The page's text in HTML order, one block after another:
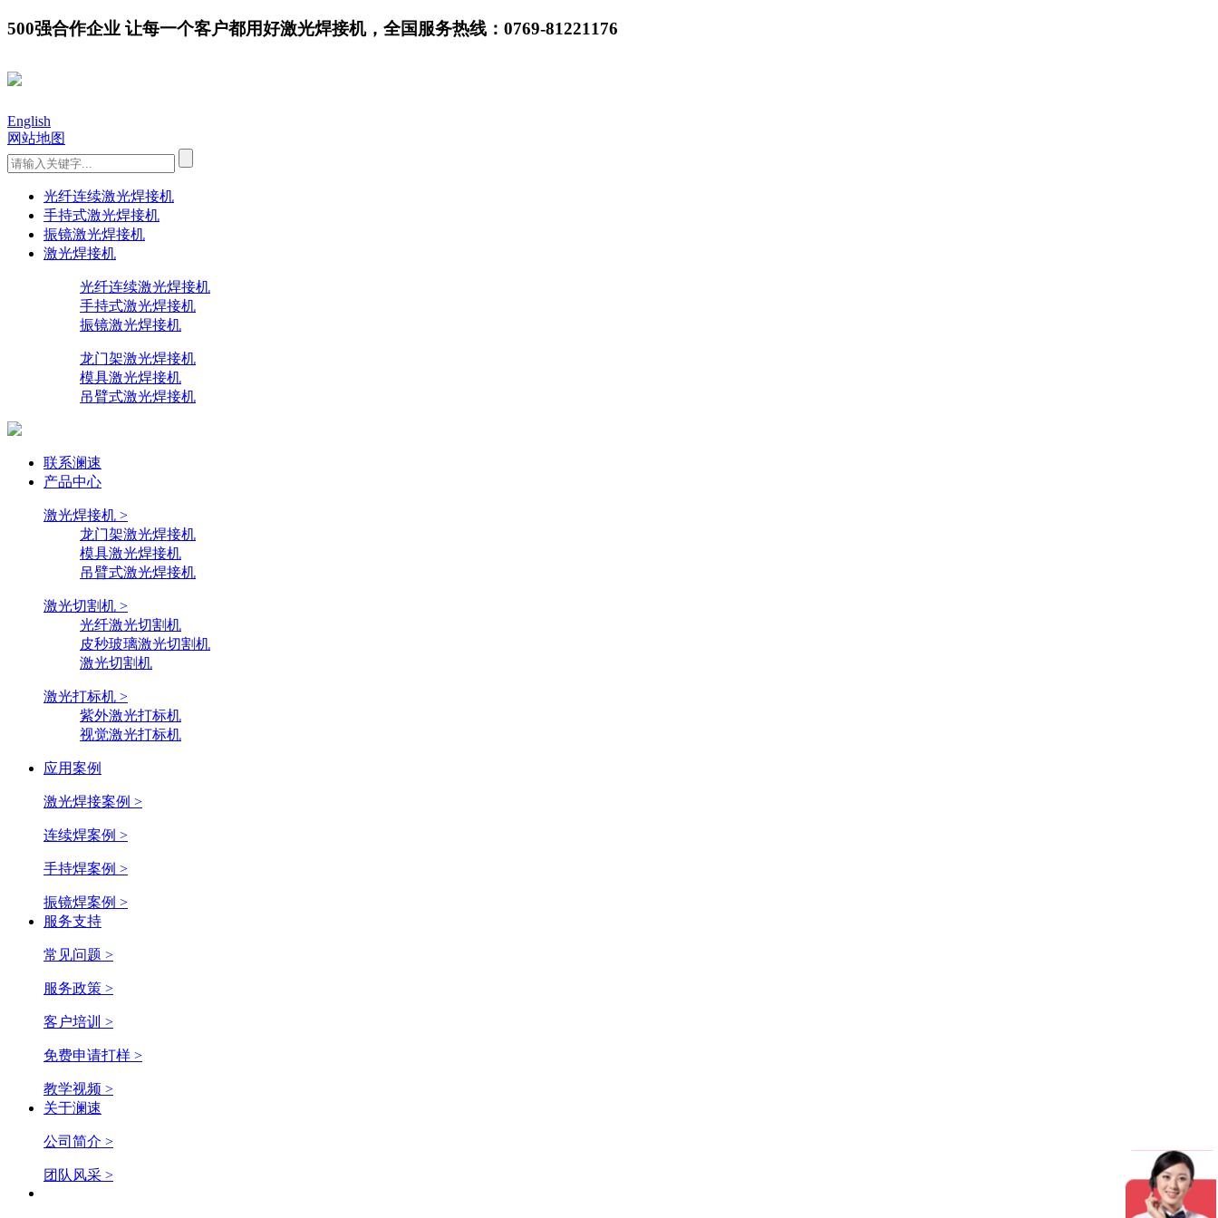
500强合作企业 让每一个客户都用好激光焊接机，全国服务热线：0769-81221176
English
网站地图
光纤连续激光焊接机
手持式激光焊接机
振镜激光焊接机
激光焊接机
光纤连续激光焊接机
手持式激光焊接机
振镜激光焊接机
龙门架激光焊接机
模具激光焊接机
吊臂式激光焊接机
联系澜速
产品中心
激光焊接机 >
龙门架激光焊接机
模具激光焊接机
吊臂式激光焊接机
激光切割机 >
光纤激光切割机
皮秒玻璃激光切割机
激光切割机
激光打标机 >
紫外激光打标机
视觉激光打标机
应用案例
激光焊接案例 >
连续焊案例 >
手持焊案例 >
振镜焊案例 >
服务支持
常见问题 >
服务政策 >
客户培训 >
免费申请打样 >
教学视频 >
关于澜速
公司简介 >
团队风采 >